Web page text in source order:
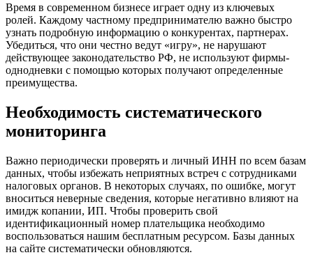
Время в современном бизнесе играет одну из ключевых
ролей. Каждому частному предпринимателю важно быстро
узнать подробную информацию о конкурентах, партнерах.
Убедиться, что они честно ведут «игру», не нарушают
действующее законодательство РФ, не используют фирмы-
однодневки с помощью которых получают определенные
преимущества.
Необходимость систематического
мониторинга
Важно периодически проверять и личный ИНН по всем базам
данных, чтобы избежать неприятных встреч с сотрудниками
налоговых органов. В некоторых случаях, по ошибке, могут
вноситься неверные сведения, которые негативно влияют на
имидж копании, ИП. Чтобы проверить свой
идентификационный номер плательщика необходимо
воспользоваться нашим бесплатным ресурсом. Базы данных
на сайте систематически обновляются.